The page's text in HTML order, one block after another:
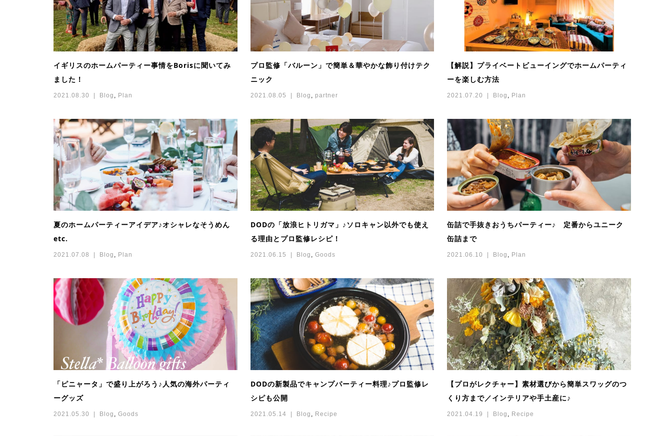
イギリスのホームパーティー事情をBorisに聞いてみ
ました！
2021.08.30 Blog , Plan
プロ監修「バルーン」で簡単＆華やかな飾り付けテク
ニック
2021.08.05 Blog , partner
【解説】プライベートビューイングでホームパーティ
ーを楽しむ方法
2021.07.20 Blog , Plan
夏のホームパーティーアイデア♪オシャレなそうめん
etc.
2021.07.08 Blog , Plan
DODの「放浪ヒトリガマ」♪ソロキャン以外でも使え
る理由とプロ監修レシピ！
2021.06.15 Blog , Goods
缶詰で手抜きおうちパーティー♪ 定番からユニーク
缶詰まで
2021.06.10 Blog , Plan
「ピニャータ」で盛り上がろう♪人気の海外パーティ
ーグッズ
2021.05.30 Blog , Goods
DODの新製品でキャンプパーティー料理♪プロ監修レ
シピも公開
2021.05.14 Blog , Recipe
【プロがレクチャー】素材選びから簡単スワッグのつ
くり方まで／インテリアや手土産に♪
2021.04.19 Blog , Recipe